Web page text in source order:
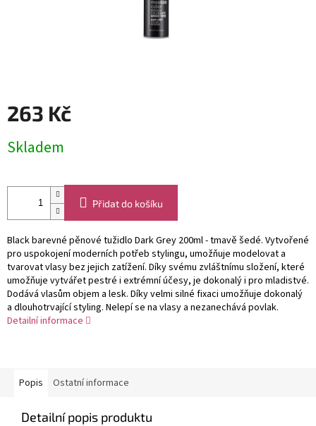
263 Kč
cena:
Skladem
Přidat do košíku
Black barevné pěnové tužidlo Dark Grey 200ml - tmavě šedé. Vytvořené
pro uspokojení moderních potřeb stylingu, umožňuje modelovat a
tvarovat vlasy bez jejich zatížení. Díky svému zvláštnímu složení, které
umožňuje vytvářet pestré i extrémní účesy, je dokonalý i pro mladistvé.
Dodává vlasům objem a lesk. Díky velmi silné fixaci umožňuje dokonalý
a dlouhotrvající styling. Nelepí se na vlasy a nezanechává povlak.
Detailní informace
Popis Ostatní informace
Detailní popis produktu